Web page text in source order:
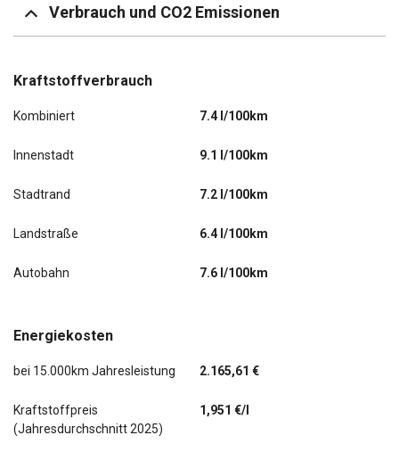
Verbrauch und CO2 Emissionen
Kraftstoffverbrauch
Kombiniert 7.4 l/100km
Innenstadt 9.1 l/100km
Stadtrand 7.2 l/100km
Landstraße 6.4 l/100km
Autobahn 7.6 l/100km
Energiekosten
bei 15.000km Jahresleistung 2.165,61 €
Kraftstoffpreis
(Jahresdurchschnitt 2025)
1,951 €/l